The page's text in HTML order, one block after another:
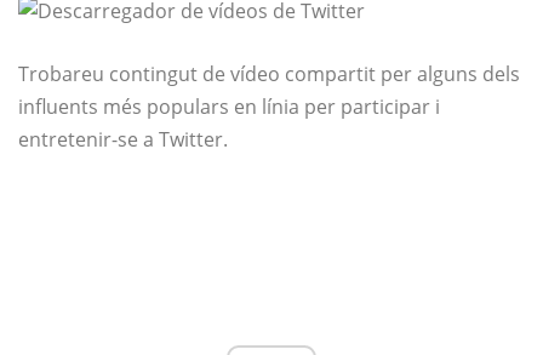
Trobareu contingut de vídeo compartit per alguns dels
influents més populars en línia per participar i
entretenir-se a Twitter.